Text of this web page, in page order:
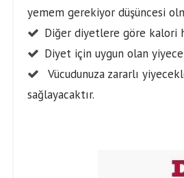
yemem gerekiyor düşüncesi
Diğer diyetlere göre kalori
Diyet için uygun olan
Vücudunuza zararlı
sağlayacaktır.